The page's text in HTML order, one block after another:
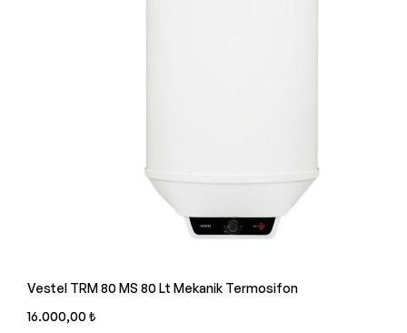
Vestel TRM 80 MS 80 Lt Mekanik Termosifon
16.000,00 ₺